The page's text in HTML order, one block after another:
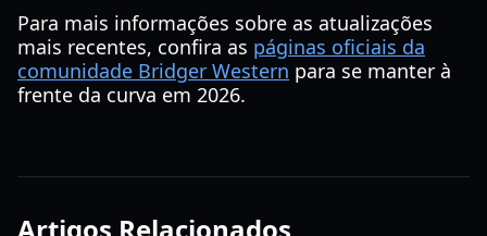
Para mais informações sobre as atualizações
mais recentes, confira as páginas oficiais da
comunidade Bridger Western para se manter à
frente da curva em 2026.